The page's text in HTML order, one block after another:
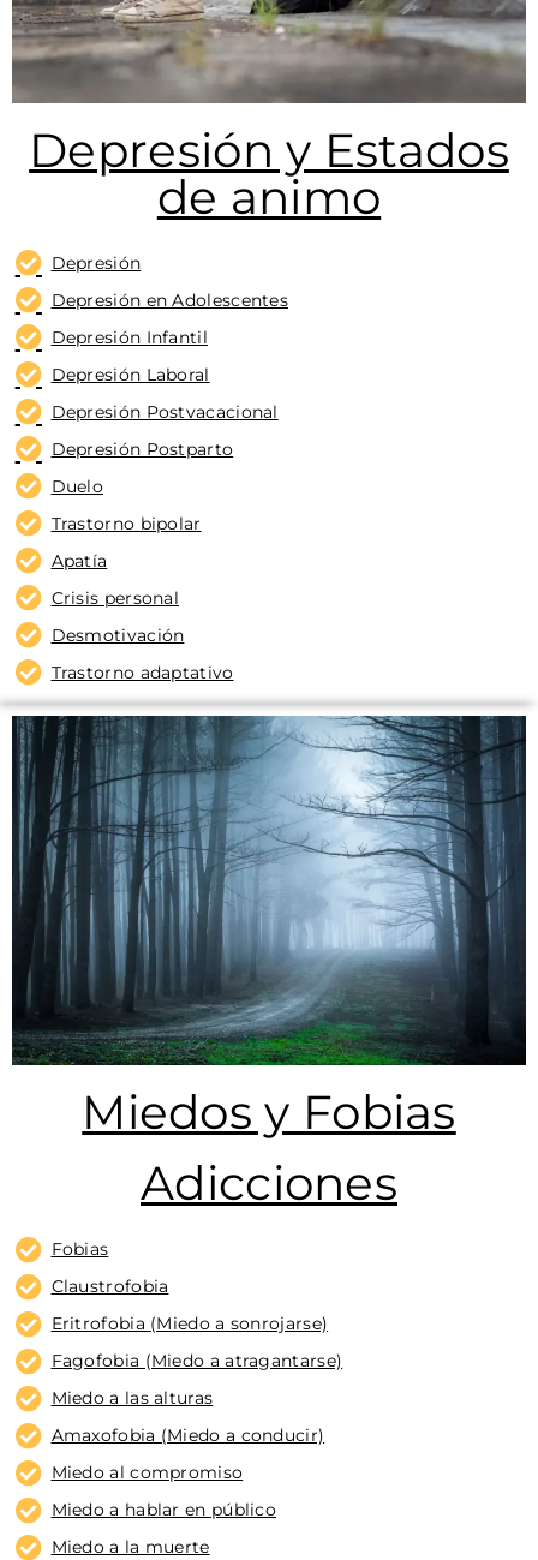
Depresión y Estados
de animo
Depresión
Depresión en Adolescentes
Depresión Infantil
Depresión Laboral
Depresión Postvacacional
Depresión Postparto
Duelo
Trastorno bipolar
Apatía
Crisis personal
Desmotivación
Trastorno adaptativo
Miedos y Fobias
Adicciones
Fobias
Claustrofobia
Eritrofobia (Miedo a sonrojarse)
Fagofobia (Miedo a atragantarse)
Miedo a las alturas
Amaxofobia (Miedo a conducir)
Miedo al compromiso
Miedo a hablar en público
Miedo a la muerte